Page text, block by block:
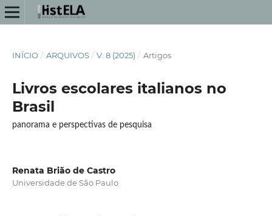
INÍCIO / ARQUIVOS / V. 8 (2025) / Artigos
Livros escolares italianos no
Brasil
panorama e perspectivas de pesquisa
Renata Brião de Castro
Universidade de São Paulo